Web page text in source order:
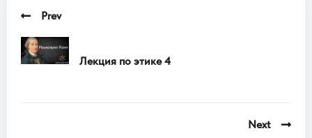
Prev
Лекция по этике 4
Next